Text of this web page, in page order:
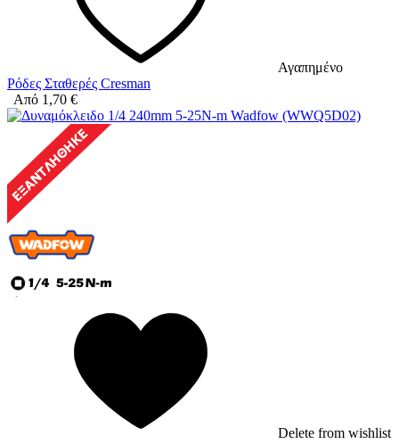
Αγαπημένο
Ρόδες Σταθερές Cresman
Από 1,70 €
Delete from wishlist